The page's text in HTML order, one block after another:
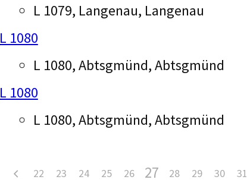
L 1079, Langenau, Langenau
L 1080
L 1080, Abtsgmünd, Abtsgmünd
L 1080
L 1080, Abtsgmünd, Abtsgmünd
22 23 24 25 26 27 28 29 30 31